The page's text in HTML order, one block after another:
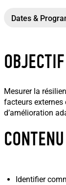
Dates &
Mesurer la
facteurs externes
d’amélioration
Identifier